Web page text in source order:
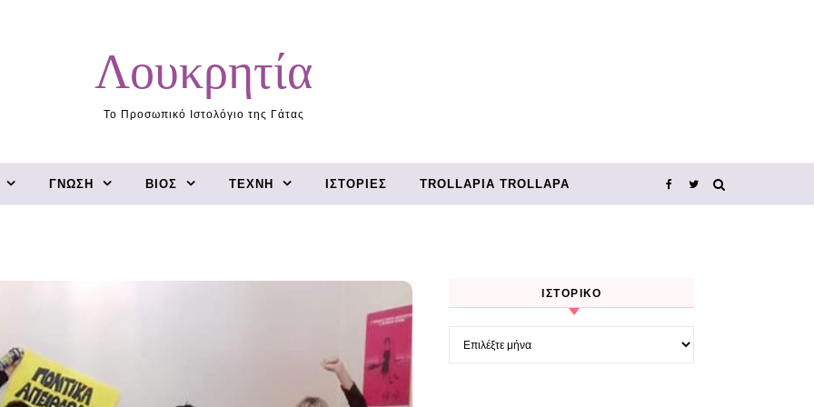
Λουκρητία
Το Προσωπικό Ιστολόγιο της Γάτας
ΓΝΏΣΗ ΒΊΟΣ ΤΈΧΝΗ ΙΣΤΟΡΊΕΣ TROLLΑΡΊΑ TROLLΑΡΆ
ΙΣΤΟΡΙΚΌ
Ιστορικό